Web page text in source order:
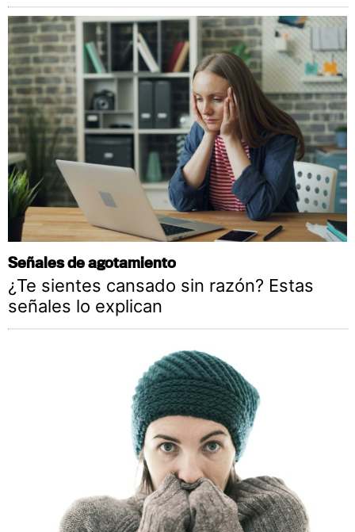
Señales de agotamiento
¿Te sientes cansado sin razón? Estas
señales lo explican